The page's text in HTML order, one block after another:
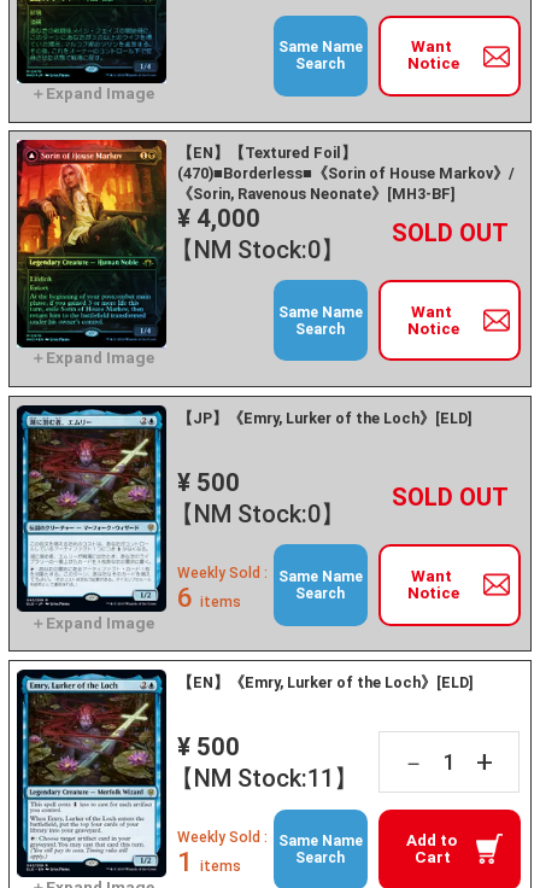
Want
Notice
Same Name
Search
【EN】【Textured Foil】
(470)■Borderless■《Sorin of House Markov》/
《Sorin, Ravenous Neonate》[MH3-BF]
¥ 4,000
【NM Stock:0】
－ +
Want
Notice
Same Name
Search
【JP】《Emry, Lurker of the Loch》[ELD]
¥ 500
【NM Stock:0】
－ +
Want
Notice
Weekly Sold :
6 items
Same Name
Search
【EN】《Emry, Lurker of the Loch》[ELD]
¥ 500
【NM Stock:11】
－ +
Add to
Cart
Weekly Sold :
1 items
Same Name
Search